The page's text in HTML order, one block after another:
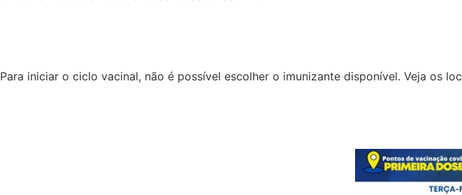
Para iniciar o ciclo vacinal, não é possível escolher o imunizante disponível. Veja os